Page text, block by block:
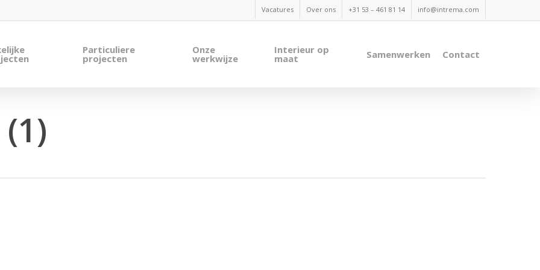
Vacatures Over ons +31 53 – 461 81 14 info@intrema.com
Particuliere
projecten
Onze
werkwijze
Interieur op
maat Samenwerken Contact